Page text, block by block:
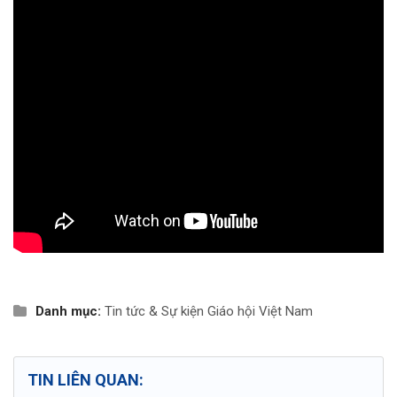
Danh mục: Tin tức & Sự kiện Giáo hội Việt Nam
TIN LIÊN QUAN: